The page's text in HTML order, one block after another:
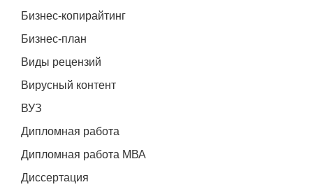
Бизнес-копирайтинг
Бизнес-план
Виды рецензий
Вирусный контент
ВУЗ
Дипломная работа
Дипломная работа МВА
Диссертация